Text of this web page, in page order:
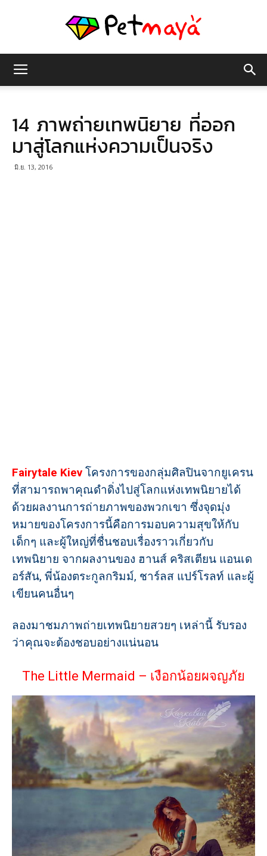
มายา
14 ภาพถ่ายเทพนิยาย ที่ออก
มาสู่โลกแห่งความเป็นจริง
มิ.ย. 13, 2016
Fairytale Kiev โครงการของกลุ่มศิลปินจากยูเครน
ที่สามารถพาคุณดำดิ่งไปสู่โลกแห่งเทพนิยายได้
ด้วยผลงานการถ่ายภาพของพวกเขา ซึ่งจุดมุ่ง
หมายของโครงการนี้คือการมอบความสุขให้กับ
เด็กๆ และผู้ใหญ่ที่ชื่นชอบเรื่องราวเกี่ยวกับ
เทพนิยาย จากผลงานของ ฮานส์ คริสเตียน แอนเด
อร์สัน, พี่น้องตระกูลกริมม์, ชาร์ลส แปร์โรลท์ และผู้
เขียนคนอื่นๆ
ลองมาชมภาพถ่ายเทพนิยายสวยๆ เหล่านี้ รับรอง
ว่าคุณจะต้องชอบอย่างแน่นอน
The Little Mermaid – เงือกน้อยผจญภัย